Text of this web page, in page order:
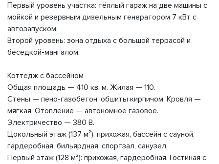
Первый уровень участка: тёплый гараж на две машины с
мойкой и резервным дизельным генератором 7 кВт с
автозапуском.
Второй уровень: зона отдыха с большой террасой и
беседкой-мангалом.
Коттедж с бассейном
Общая площадь — 410 кв. м. Жилая — 110.
Стены — пено-газобетон, обшиты кирпичом. Кровля —
мягкая. Отопление — автономное газовое.
Электричество — 380 В.
Цокольный этаж (137 м²): прихожая, бассейн с сауной,
гардеробная, бильярдная, спортзал, санузел.
Первый этаж (128 м²): прихожая, гардеробная. Гостиная с